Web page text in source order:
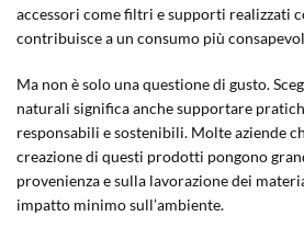
accessori come filtri e supporti realizzati
contribuisce a un consumo più
Ma non è solo una questione di gusto.
naturali significa anche supportare
responsabili e sostenibili. Molte aziende
creazione di questi prodotti pongono
provenienza e sulla lavorazione dei
impatto minimo sull’ambiente.